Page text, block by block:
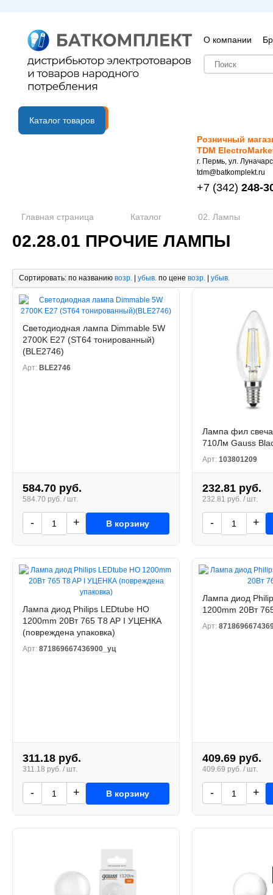
О компании
B2B портал
Каталог товаров
Розничный
TDM
г. Пермь, ул.
tdm@batkomplekt.ru
+7 (342) 248-
Главная страница Каталог 02. Лампы
02.28.01 ПРОЧИЕ ЛАМПЫ
Сортировать: по названию возр. | убыв. по цене возр. | убыв.
Светодиодная лампа Dimmable 5W
2700K E27 (ST64 тонированный)
(BLE2746)
Арт: BLE2746
584.70 руб.
584.70 руб. / шт.
- + В корзину
Лампа фил
710Лм Gauss
Арт: 103801209
232.81 руб.
232.81 руб. / шт.
- +
Лампа диод Philips LEDtube HO
1200mm 20Вт 765 T8 AP I УЦЕНКА
(повреждена упаковка)
Арт: 871869667436900_уц
311.18 руб.
311.18 руб. / шт.
- + В корзину
Лампа диод
1200mm 20Вт
Арт:
409.69 руб.
409.69 руб. / шт.
- +